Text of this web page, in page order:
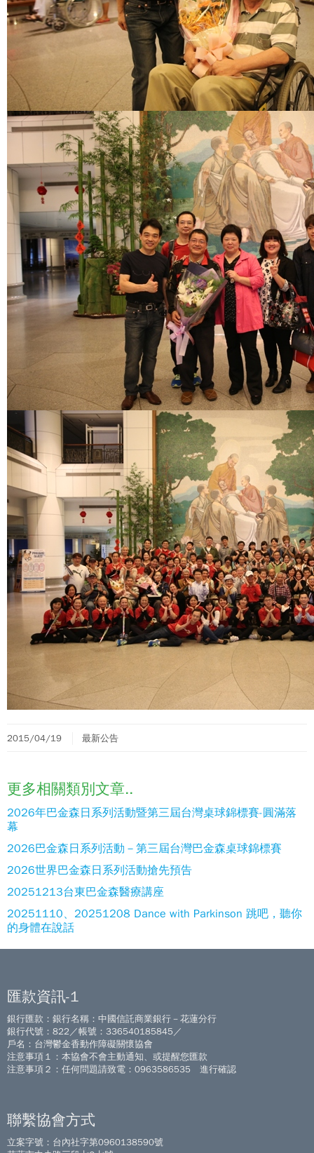
2015/04/19 最新公告
更多相關類別文章..
2026年巴金森日系列活動暨第三屆台灣桌球錦標賽-圓滿落
幕
2026巴金森日系列活動－第三屆台灣巴金森桌球錦標賽
2026世界巴金森日系列活動搶先預告
20251213台東巴金森醫療講座
20251110、20251208 Dance with Parkinson 跳吧，聽你
的身體在說話
匯款資訊-1
銀行匯款：銀行名稱：中國信託商業銀行－花蓮分行
銀行代號：822／帳號：336540185845／
戶名：台灣鬱金香動作障礙關懷協會
注意事項１：本協會不會主動通知、或提醒您匯款
注意事項２：任何問題請致電：0963586535 進行確認
聯繫協會方式
立案字號：台內社字第0960138590號